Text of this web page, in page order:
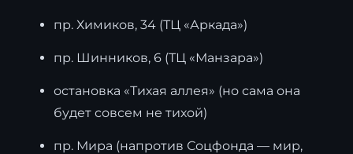
пр. Химиков, 34 (ТЦ «Аркада»)
пр. Шинников, 6 (ТЦ «Манзара»)
остановка «Тихая аллея» (но сама она
будет совсем не тихой)
пр. Мира (напротив Соцфонда — мир,